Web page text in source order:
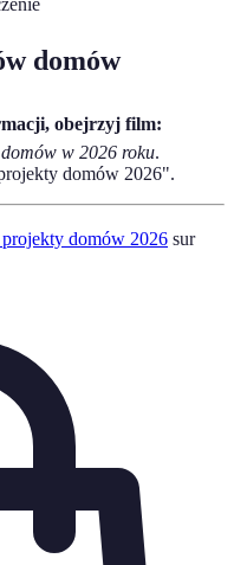
domów
obejrzyj film:
w 2026 roku.
domów 2026".
domów 2026 sur